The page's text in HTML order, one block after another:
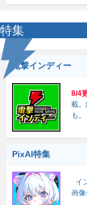
特集
電撃インディー
8/4
載
も。
PixAI特集
イ
画像